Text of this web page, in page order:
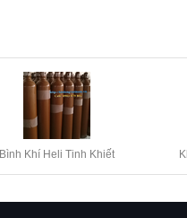
Bình Khí Heli Tinh Khiết